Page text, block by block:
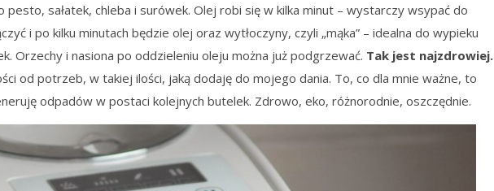
pesto, sałatek, chleba i surówek. Olej robi się w kilka minut – wystarczy wsypać do
i po kilku minutach będzie olej oraz wytłoczyny, czyli „mąka” – idealna do wypieku
Orzechy i nasiona po oddzieleniu oleju można już podgrzewać. Tak jest najzdrowiej.
od potrzeb, w takiej ilości, jaką dodaję do mojego dania. To, co dla mnie ważne, to
odpadów w postaci kolejnych butelek. Zdrowo, eko, różnorodnie, oszczędnie.